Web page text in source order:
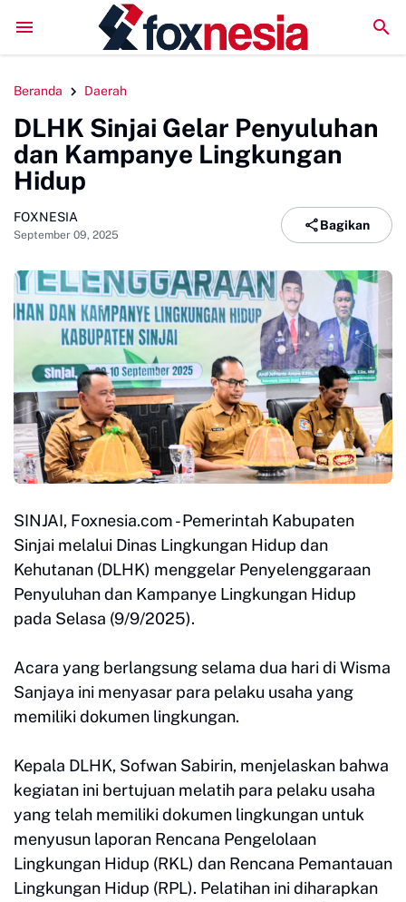
Wakaf Al-Qur'an di Masjid Tua Dibuka Wabup Sinjai, 16 Tim
Beranda Daerah
DLHK Sinjai Gelar Penyuluhan
dan Kampanye Lingkungan
Hidup
FOXNESIA
September 09, 2025
Bagikan
SINJAI, Foxnesia.com - Pemerintah Kabupaten
Sinjai melalui Dinas Lingkungan Hidup dan
Kehutanan (DLHK) menggelar Penyelenggaraan
Penyuluhan dan Kampanye Lingkungan Hidup
pada Selasa (9/9/2025).
Acara yang berlangsung selama dua hari di Wisma
Sanjaya ini menyasar para pelaku usaha yang
memiliki dokumen lingkungan.
Kepala DLHK, Sofwan Sabirin, menjelaskan bahwa
kegiatan ini bertujuan melatih para pelaku usaha
yang telah memiliki dokumen lingkungan untuk
menyusun laporan Rencana Pengelolaan
Lingkungan Hidup (RKL) dan Rencana Pemantauan
Lingkungan Hidup (RPL). Pelatihan ini diharapkan